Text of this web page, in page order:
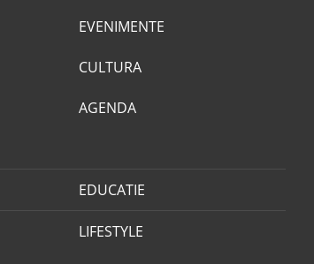
EVENIMENTE
CULTURA
AGENDA
EDUCATIE
LIFESTYLE